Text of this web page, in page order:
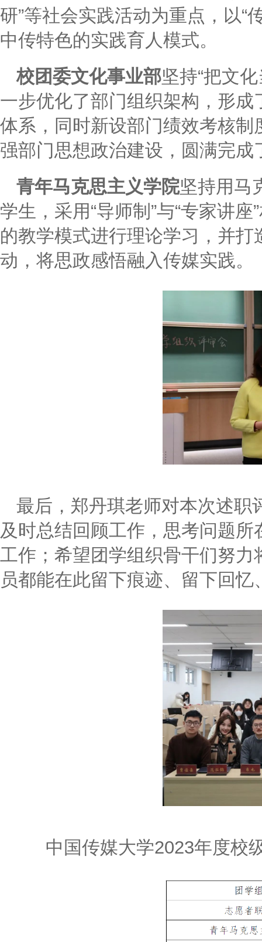
研”等社会实践活动为重点，以“
中传特色的实践育人模式。
校团委文化事业部坚持“把文
一步优化了部门组织架构，形成
体系，同时新设部门绩效考核制
强部门思想政治建设，圆满完
青年马克思主义学院坚持用马
学生，采用“导师制”与“专家讲座
的教学模式进行理论学习，并打
动，将思政感悟融入传媒实践。
最后，郑丹琪老师对本次述职
及时总结回顾工作，思考问题
工作；希望团学组织骨干们努力
员都能在此留下痕迹、留下回
中国传媒大学2023年度校